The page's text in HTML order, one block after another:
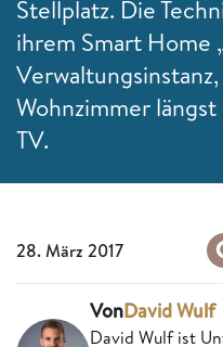
Stellplatz. Die
ihrem Smart Home
Wohnzimmer
TV.
28. März 2017
VonDavid Wulf
David Wulf ist